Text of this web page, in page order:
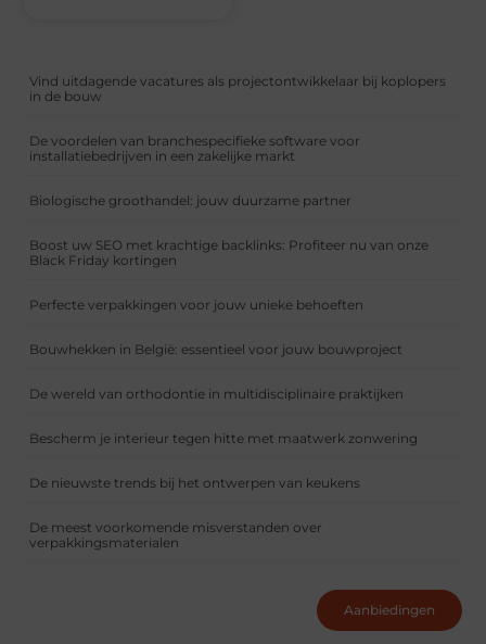
Vind uitdagende vacatures als projectontwikkelaar bij koplopers
in de bouw
De voordelen van branchespecifieke software voor
installatiebedrijven in een zakelijke markt
Biologische groothandel: jouw duurzame partner
Boost uw SEO met krachtige backlinks: Profiteer nu van onze
Black Friday kortingen
Perfecte verpakkingen voor jouw unieke behoeften
Bouwhekken in België: essentieel voor jouw bouwproject
De wereld van orthodontie in multidisciplinaire praktijken
Bescherm je interieur tegen hitte met maatwerk zonwering
De nieuwste trends bij het ontwerpen van keukens
De meest voorkomende misverstanden over
verpakkingsmaterialen
Aanbiedingen